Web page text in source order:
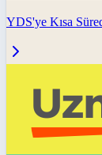
YDS'ye Kısa